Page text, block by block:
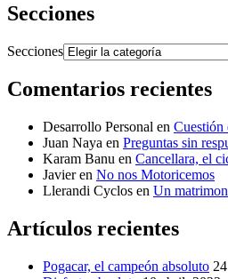
Secciones
Secciones
Comentarios recientes
Desarrollo Personal en Cuestión
Juan Naya en Preguntas sin
Karam Banu en Cancellara, el
Javieren No nos Motoricemos
Llerandi Cyclos en Un
Artículos recientes
Pogacar, el campeón absoluto